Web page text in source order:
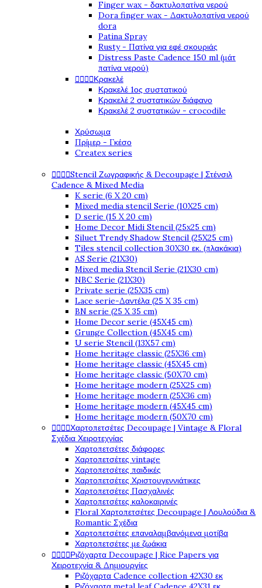
Finger wax - δακτυλοπατίνα νερού
Dora finger wax - Δακτυλοπατίνα νερού
dora
Patina Spray
Rusty - Πατίνα για εφέ σκουριάς
Distress Paste Cadence 150 ml (μάτ
πατίνα νερού)
   Κρακελέ
Κρακελέ 1ος συστατικού
Κρακελέ 2 συστατικών διάφανο
Κρακελέ 2 συστατικών - crocodile
Χρύσωμα
Πρίμερ - Γκέσο
Createx series
   Stencil Ζωγραφικής & Decoupage | Στένσιλ
Cadence & Mixed Media
K serie (6 X 20 cm)
Mixed media stencil Serie (10X25 cm)
D serie (15 X 20 cm)
Home Decor Midi Stencil (25x25 cm)
Siluet Trendy Shadow Stencil (25X25 cm)
Tiles stencil collection 30X30 εκ. (πλακάκια)
AS Serie (21X30)
Mixed media Stencil Serie (21X30 cm)
NBC Serie (21X30)
Private serie (25X35 cm)
Lace serie-Δαντέλα (25 X 35 cm)
BN serie (25 X 35 cm)
Home Decor serie (45X45 cm)
Grunge Collection (45X45 cm)
U serie Stencil (13X57 cm)
Home heritage classic (25X36 cm)
Home heritage classic (45X45 cm)
Home heritage classic (50X70 cm)
Home heritage modern (25X25 cm)
Home heritage modern (25X36 cm)
Home heritage modern (45X45 cm)
Home heritage modern (50X70 cm)
   Χαρτοπετσέτες Decoupage | Vintage & Floral
Σχέδια Χειροτεχνίας
Χαρτοπετσέτες διάφορες
Χαρτοπετσέτες vintage
Χαρτοπετσέτες παιδικές
Χαρτοπετσέτες Χριστουγεννιάτικες
Χαρτοπετσέτες Πασχαλινές
Χαρτοπετσέτες καλοκαιρινές
Floral Χαρτοπετσέτες Decoupage | Λουλούδια &
Romantic Σχέδια
Χαρτοπετσέτες επαναλαμβανόμενα μοτίβα
Χαρτοπετσέτες με ζωάκια
   Ριζόχαρτα Decoupage | Rice Papers για
Χειροτεχνία & Δημιουργίες
Ριζόχαρτα Cadence collection 42X30 εκ